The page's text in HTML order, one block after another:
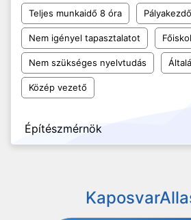
Teljes munkaidő 8 óra
Nem igényel tapasztalatot
Nem szükséges nyelvtudás
Közép vezető
Építészmérnök